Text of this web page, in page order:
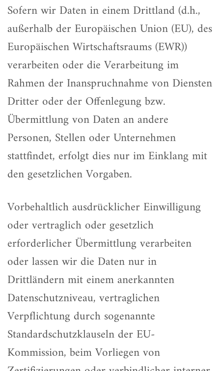
Sofern wir Daten in einem Drittland (d.h.,
außerhalb der Europäischen Union (EU), des
Europäischen Wirtschaftsraums (EWR))
verarbeiten oder die Verarbeitung im
Rahmen der Inanspruchnahme von Diensten
Dritter oder der Offenlegung bzw.
Übermittlung von Daten an andere
Personen, Stellen oder Unternehmen
stattfindet, erfolgt dies nur im Einklang mit
den gesetzlichen Vorgaben.
Vorbehaltlich ausdrücklicher Einwilligung
oder vertraglich oder gesetzlich
erforderlicher Übermittlung verarbeiten
oder lassen wir die Daten nur in
Drittländern mit einem anerkannten
Datenschutzniveau, vertraglichen
Verpflichtung durch sogenannte
Standardschutzklauseln der EU-
Kommission, beim Vorliegen von